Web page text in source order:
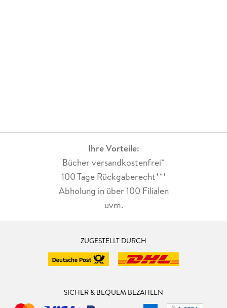
Ihre Vorteile:
Bücher versandkostenfrei*
100 Tage Rückgaberecht***
Abholung in über 100 Filialen
uvm.
ZUGESTELLT DURCH
SICHER & BEQUEM BEZAHLEN